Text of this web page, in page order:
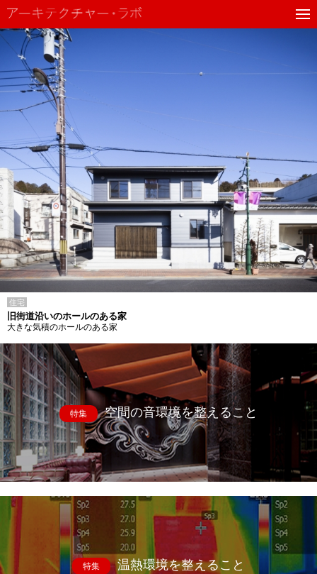
住宅
旧街道沿いのホールのある家
大きな気積のホールのある家
特集 空間の音環境を整えること
特集 温熱環境を整えること